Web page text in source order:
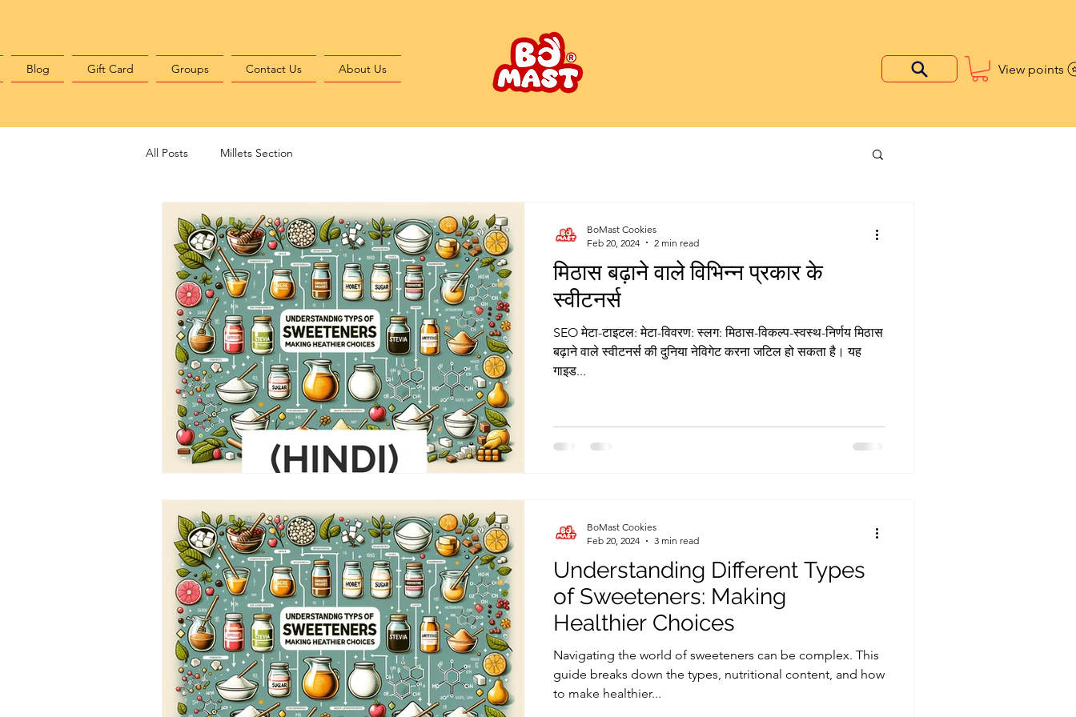
Blog Gift Card Groups Contact Us About Us View points
All Posts Millets Section
मिठास बढ़ाने वाले विभिन्न प्रकार के
स्वीटनर्स
SEO मेटा-टाइटल: मेटा-विवरण: स्लग: मिठास-विकल्प-स्वस्थ-निर्णय मिठास
बढ़ाने वाले स्वीटनर्स की दुनिया नेविगेट करना जटिल हो सकता है। यह
गाइड...
BoMast Cookies
Feb 20, 2024
2 min read
Understanding Different Types
of Sweeteners: Making
Healthier Choices
Navigating the world of sweeteners can be complex. This
guide breaks down the types, nutritional content, and how
to make healthier...
BoMast Cookies
Feb 20, 2024
3 min read